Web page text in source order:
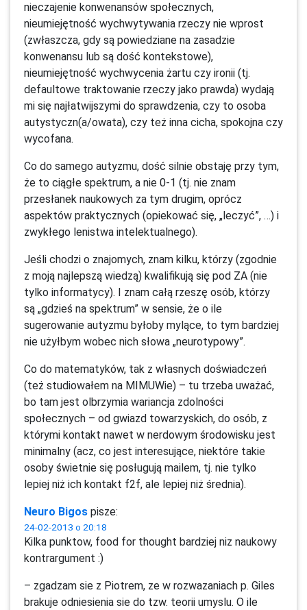
nieczajenie konwenansów społecznych,
nieumiejętność wychwytywania rzeczy nie wprost
(zwłaszcza, gdy są powiedziane na zasadzie
konwenansu lub są dość kontekstowe),
nieumiejętność wychwycenia żartu czy ironii (tj.
defaultowe traktowanie rzeczy jako prawda) wydają
mi się najłatwijszymi do sprawdzenia, czy to osoba
autystyczn(a/owata), czy też inna cicha, spokojna czy
wycofana.
Co do samego autyzmu, dość silnie obstaję przy tym,
że to ciągłe spektrum, a nie 0-1 (tj. nie znam
przesłanek naukowych za tym drugim, oprócz
aspektów praktycznych (opiekować się, „leczyć”, …) i
zwykłego lenistwa intelektualnego).
Jeśli chodzi o znajomych, znam kilku, którzy (zgodnie
z moją najlepszą wiedzą) kwalifikują się pod ZA (nie
tylko informatycy). I znam całą rzeszę osób, którzy
są „gdzieś na spektrum” w sensie, że o ile
sugerowanie autyzmu byłoby mylące, to tym bardziej
nie użyłbym wobec nich słowa „neurotypowy”.
Co do matematyków, tak z własnych doświadczeń
(też studiowałem na MIMUWie) – tu trzeba uważać,
bo tam jest olbrzymia wariancja zdolności
społecznych – od gwiazd towarzyskich, do osób, z
którymi kontakt nawet w nerdowym środowisku jest
minimalny (acz, co jest interesujące, niektóre takie
osoby świetnie się posługują mailem, tj. nie tylko
lepiej niż ich kontakt f2f, ale lepiej niż średnia).
Neuro Bigos pisze:
24-02-2013 o 20:18
Kilka punktow, food for thought bardziej niz naukowy
kontrargument :)
– zgadzam sie z Piotrem, ze w rozwazaniach p. Giles
brakuje odniesienia sie do tzw. teorii umyslu. O ile